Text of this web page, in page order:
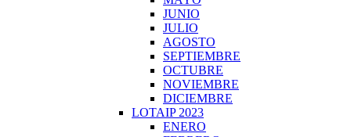
JUNIO
JULIO
AGOSTO
SEPTIEMBRE
OCTUBRE
NOVIEMBRE
DICIEMBRE
LOTAIP 2023
ENERO